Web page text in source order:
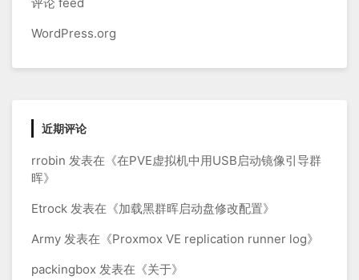
WordPress.org
近期评论
rrobin 发表在《在PVE虚拟机中用USB启动镜像引导群
晖》
Etrock 发表在《加载黑群晖启动盘修改配置》
Army 发表在《Proxmox VE replication runner log》
packingbox 发表在《关于》